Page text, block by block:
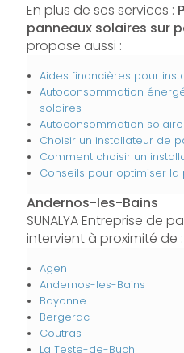
En plus de ses services :
panneaux solaires sur
propose aussi :
Aides financières pour
Autoconsommation
solaires
Autoconsommation
Choisir un installateur de
Comment choisir un
Conseils pour optimiser
Andernos-les-Bains
SUNALYA Entreprise de
intervient à proximité de :
Agen
Andernos-les-Bains
Bayonne
Bergerac
Coutras
La Teste-de-Buch